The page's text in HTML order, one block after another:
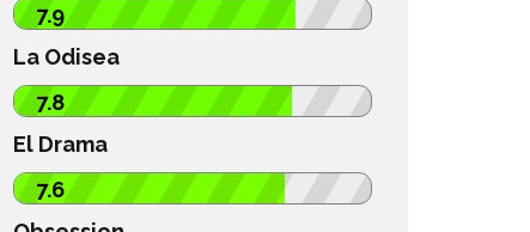
7.9
La Odisea
7.8
El Drama
7.6